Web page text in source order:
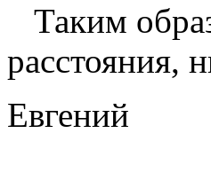
Таким
расстояния,
Евгений